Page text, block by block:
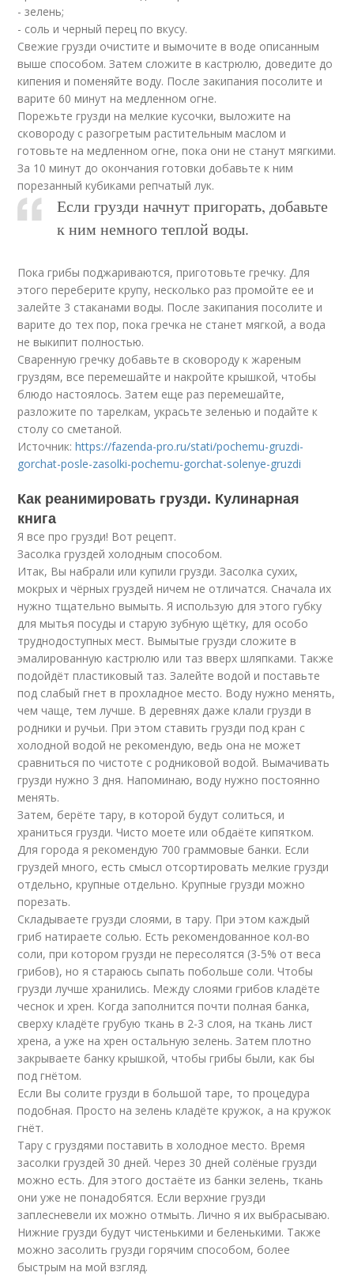
- зелень;
- соль и черный перец по вкусу.
Свежие грузди очистите и вымочите в воде описанным
выше способом. Затем сложите в кастрюлю, доведите до
кипения и поменяйте воду. После закипания посолите и
варите 60 минут на медленном огне.
Порежьте грузди на мелкие кусочки, выложите на
сковороду с разогретым растительным маслом и
готовьте на медленном огне, пока они не станут мягкими.
За 10 минут до окончания готовки добавьте к ним
порезанный кубиками репчатый лук.
Если грузди начнут пригорать, добавьте
к ним немного теплой воды.
Пока грибы поджариваются, приготовьте гречку. Для
этого переберите крупу, несколько раз промойте ее и
залейте 3 стаканами воды. После закипания посолите и
варите до тех пор, пока гречка не станет мягкой, а вода
не выкипит полностью.
Сваренную гречку добавьте в сковороду к жареным
груздям, все перемешайте и накройте крышкой, чтобы
блюдо настоялось. Затем еще раз перемешайте,
разложите по тарелкам, украсьте зеленью и подайте к
столу со сметаной.
Источник:https://fazenda-pro.ru/stati/pochemu-gruzdi-
gorchat-posle-zasolki-pochemu-gorchat-solenye-gruzdi
Как реанимировать грузди. Кулинарная
книга
Я все про грузди! Вот рецепт.
Засолка груздей холодным способом.
Итак, Вы набрали или купили грузди. Засолка сухих,
мокрых и чёрных груздей ничем не отличатся. Сначала их
нужно тщательно вымыть. Я использую для этого губку
для мытья посуды и старую зубную щётку, для особо
труднодоступных мест. Вымытые грузди сложите в
эмалированную кастрюлю или таз вверх шляпками. Также
подойдёт пластиковый таз. Залейте водой и поставьте
под слабый гнет в прохладное место. Воду нужно менять,
чем чаще, тем лучше. В деревнях даже клали грузди в
родники и ручьи. При этом ставить грузди под кран с
холодной водой не рекомендую, ведь она не может
сравниться по чистоте с родниковой водой. Вымачивать
грузди нужно 3 дня. Напоминаю, воду нужно постоянно
менять.
Затем, берёте тару, в которой будут солиться, и
храниться грузди. Чисто моете или обдаёте кипятком.
Для города я рекомендую 700 граммовые банки. Если
груздей много, есть смысл отсортировать мелкие грузди
отдельно, крупные отдельно. Крупные грузди можно
порезать.
Складываете грузди слоями, в тару. При этом каждый
гриб натираете солью. Есть рекомендованное кол-во
соли, при котором грузди не пересолятся (3-5% от веса
грибов), но я стараюсь сыпать побольше соли. Чтобы
грузди лучше хранились. Между слоями грибов кладёте
чеснок и хрен. Когда заполнится почти полная банка,
сверху кладёте грубую ткань в 2-3 слоя, на ткань лист
хрена, а уже на хрен остальную зелень. Затем плотно
закрываете банку крышкой, чтобы грибы были, как бы
под гнётом.
Если Вы солите грузди в большой таре, то процедура
подобная. Просто на зелень кладёте кружок, а на кружок
гнёт.
Тару с груздями поставить в холодное место. Время
засолки груздей 30 дней. Через 30 дней солёные грузди
можно есть. Для этого достаёте из банки зелень, ткань
они уже не понадобятся. Если верхние грузди
заплесневели их можно отмыть. Лично я их выбрасываю.
Нижние грузди будут чистенькими и беленькими. Также
можно засолить грузди горячим способом, более
быстрым на мой взгляд.